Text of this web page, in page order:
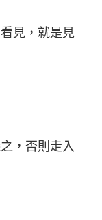
見，就是見
，否則走入